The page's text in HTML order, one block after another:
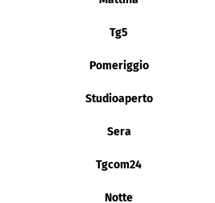
Tg5
Pomeriggio
Studioaperto
Sera
Tgcom24
Notte